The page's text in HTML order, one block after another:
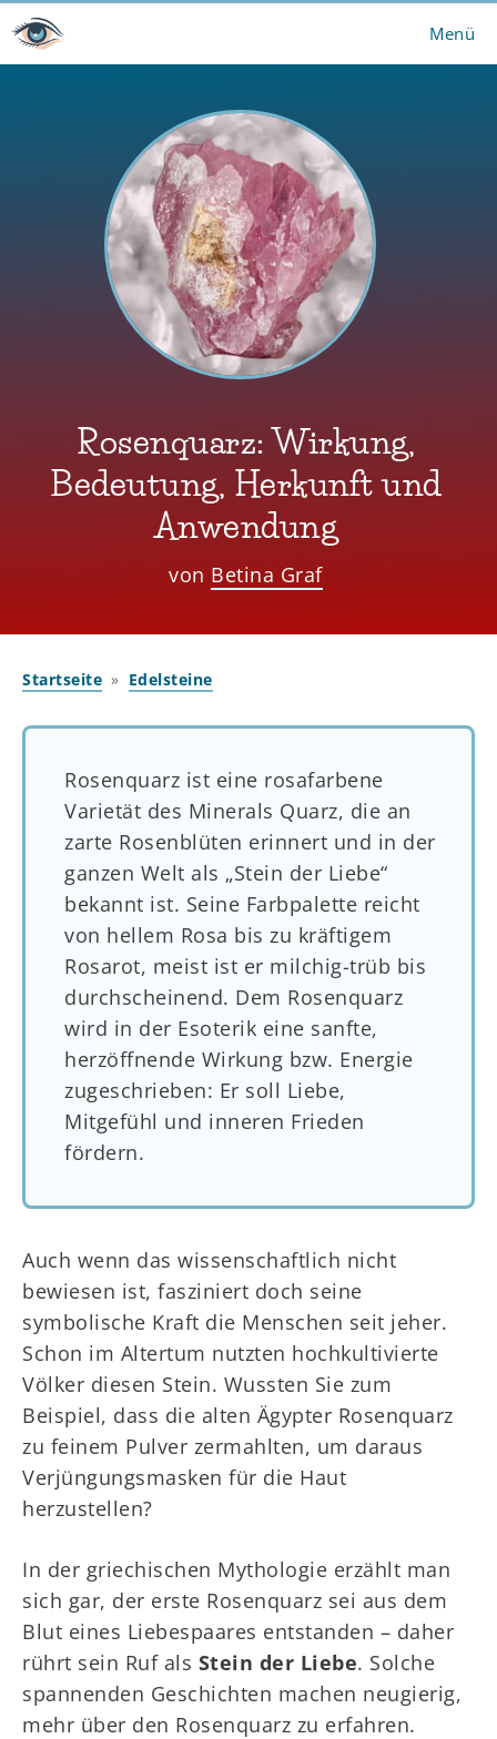
Zum
Inhalt
Menü
Rosenquarz: Wirkung,
Bedeutung, Herkunft und
Anwendung
von Betina Graf
Startseite Edelsteine
Rosenquarz ist eine rosafarbene
Varietät des Minerals Quarz, die an
zarte Rosenblüten erinnert und in der
ganzen Welt als „Stein der Liebe“
bekannt ist. Seine Farbpalette reicht
von hellem Rosa bis zu kräftigem
Rosarot, meist ist er milchig-trüb bis
durchscheinend. Dem Rosenquarz
wird in der Esoterik eine sanfte,
herzöffnende Wirkung bzw. Energie
zugeschrieben: Er soll Liebe,
Mitgefühl und inneren Frieden
fördern.
Auch wenn das wissenschaftlich nicht
bewiesen ist, fasziniert doch seine
symbolische Kraft die Menschen seit jeher.
Schon im Altertum nutzten hochkultivierte
Völker diesen Stein. Wussten Sie zum
Beispiel, dass die alten Ägypter Rosenquarz
zu feinem Pulver zermahlten, um daraus
Verjüngungsmasken für die Haut
herzustellen?
In der griechischen Mythologie erzählt man
sich gar, der erste Rosenquarz sei aus dem
Blut eines Liebespaares entstanden – daher
rührt sein Ruf als Stein der Liebe. Solche
spannenden Geschichten machen neugierig,
mehr über den Rosenquarz zu erfahren.